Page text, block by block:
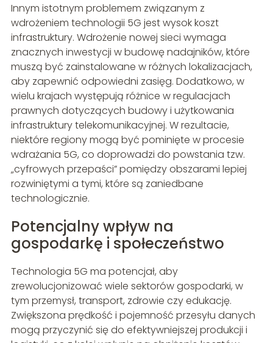
Innym istotnym problemem związanym z
wdrożeniem technologii 5G jest wysok koszt
infrastruktury. Wdrożenie nowej sieci wymaga
znacznych inwestycji w budowę nadajników, które
muszą być zainstalowane w różnych lokalizacjach,
aby zapewnić odpowiedni zasięg. Dodatkowo, w
wielu krajach występują różnice w regulacjach
prawnych dotyczących budowy i użytkowania
infrastruktury telekomunikacyjnej. W rezultacie,
niektóre regiony mogą być pominięte w procesie
wdrażania 5G, co doprowadzi do powstania tzw.
„cyfrowych przepaści” pomiędzy obszarami lepiej
rozwiniętymi a tymi, które są zaniedbane
technologicznie.
Potencjalny wpływ na
gospodarkę i społeczeństwo
Technologia 5G ma potencjał, aby
zrewolucjonizować wiele sektorów gospodarki, w
tym przemysł, transport, zdrowie czy edukację.
Zwiększona prędkość i pojemność przesyłu danych
mogą przyczynić się do efektywniejszej produkcji i